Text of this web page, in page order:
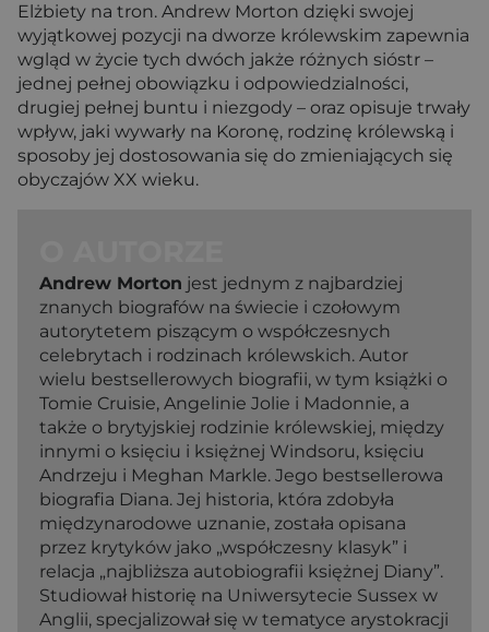
Elżbiety na tron. Andrew Morton dzięki swojej
wyjątkowej pozycji na dworze królewskim zapewnia
wgląd w życie tych dwóch jakże różnych sióstr –
jednej pełnej obowiązku i odpowiedzialności,
drugiej pełnej buntu i niezgody – oraz opisuje trwały
wpływ, jaki wywarły na Koronę, rodzinę królewską i
sposoby jej dostosowania się do zmieniających się
obyczajów XX wieku.
Andrew Morton jest jednym z najbardziej
znanych biografów na świecie i czołowym
autorytetem piszącym o współczesnych
celebrytach i rodzinach królewskich. Autor
wielu bestsellerowych biografii, w tym książki o
Tomie Cruisie, Angelinie Jolie i Madonnie, a
także o brytyjskiej rodzinie królewskiej, między
innymi o księciu i księżnej Windsoru, księciu
Andrzeju i Meghan Markle. Jego bestsellerowa
biografia Diana. Jej historia, która zdobyła
międzynarodowe uznanie, została opisana
przez krytyków jako „współczesny klasyk” i
relacja „najbliższa autobiografii księżnej Diany”.
Studiował historię na Uniwersytecie Sussex w
Anglii, specjalizował się w tematyce arystokracji